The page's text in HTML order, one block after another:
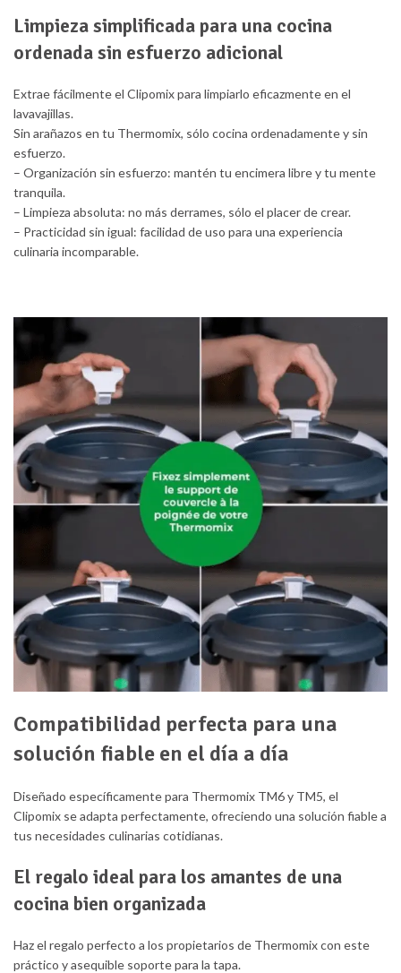
Limpieza simplificada para una cocina
ordenada sin esfuerzo adicional
Extrae fácilmente el Clipomix para limpiarlo eficazmente en el
lavavajillas.
Sin arañazos en tu Thermomix, sólo cocina ordenadamente y sin
esfuerzo.
– Organización sin esfuerzo: mantén tu encimera libre y tu mente
tranquila.
– Limpieza absoluta: no más derrames, sólo el placer de crear.
– Practicidad sin igual: facilidad de uso para una experiencia
culinaria incomparable.
Compatibilidad perfecta para una
solución fiable en el día a día
Diseñado específicamente para Thermomix TM6 y TM5, el
Clipomix se adapta perfectamente, ofreciendo una solución fiable a
tus necesidades culinarias cotidianas.
El regalo ideal para los amantes de una
cocina bien organizada
Haz el regalo perfecto a los propietarios de Thermomix con este
práctico y asequible soporte para la tapa.